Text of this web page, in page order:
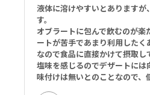
液体に溶けやすいとあります
す。
オブラートに包んで飲むのが
ートが苦手であまり利用したく
なので食品に直接かけて摂取し
塩味を感じるのでデザートには
味付けは無いとのことなので、